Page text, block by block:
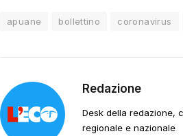
apuane bollettino coronavirus
Redazione
Desk della redazione,
regionale e nazionale